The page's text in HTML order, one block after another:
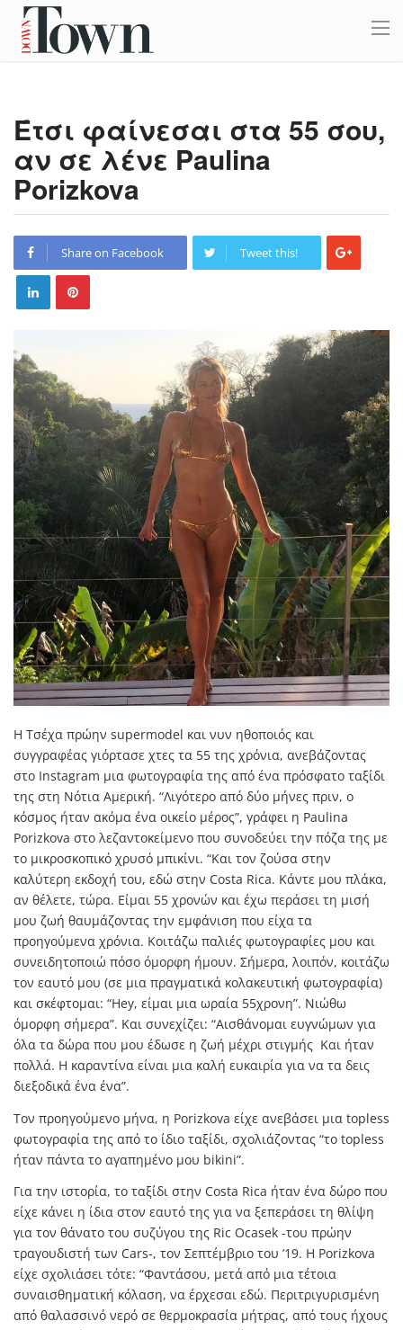
Έτσι φαίνεσαι στα 55 σου,
αν σε λένε Paulina
Porizkova
Share on Facebook Tweet this!
Η Τσέχα πρώην supermodel και νυν ηθοποιός και
συγγραφέας γιόρτασε χτες τα 55 της χρόνια, ανεβάζοντας
στο Instagram μια φωτογραφία της από ένα πρόσφατο ταξίδι
της στη Νότια Αμερική. “Λιγότερο από δύο μήνες πριν, ο
κόσμος ήταν ακόμα ένα οικείο μέρος”, γράφει η Paulina
Porizkova στο λεζαντοκείμενο που συνοδεύει την πόζα της με
το μικροσκοπικό χρυσό μπικίνι. “Και τον ζούσα στην
καλύτερη εκδοχή του, εδώ στην Costa Rica. Κάντε μου πλάκα,
αν θέλετε, τώρα. Είμαι 55 χρονών και έχω περάσει τη μισή
μου ζωή θαυμάζοντας την εμφάνιση που είχα τα
προηγούμενα χρόνια. Κοιτάζω παλιές φωτογραφίες μου και
συνειδητοποιώ πόσο όμορφη ήμουν. Σήμερα, λοιπόν, κοιτάζω
τον εαυτό μου (σε μια πραγματικά κολακευτική φωτογραφία)
και σκέφτομαι: “Hey, είμαι μια ωραία 55χρονη”. Νιώθω
όμορφη σήμερα”. Και συνεχίζει: “Αισθάνομαι ευγνώμων για
όλα τα δώρα που μου έδωσε η ζωή μέχρι στιγμής Και ήταν
πολλά. Η καραντίνα είναι μια καλή ευκαιρία για να τα δεις
διεξοδικά ένα ένα”.
Τον προηγούμενο μήνα, η Porizkova είχε ανεβάσει μια topless
φωτογραφία της από το ίδιο ταξίδι, σχολιάζοντας “το topless
ήταν πάντα το αγαπημένο μου bikini”.
Για την ιστορία, το ταξίδι στην Costa Rica ήταν ένα δώρο που
είχε κάνει η ίδια στον εαυτό της για να ξεπεράσει τη θλίψη
για τον θάνατο του συζύγου της Ric Ocasek -του πρώην
τραγουδιστή των Cars-, τον Σεπτέμβριο του ’19. Η Porizkova
είχε σχολιάσει τότε: “Φαντάσου, μετά από μια τέτοια
συναισθηματική κόλαση, να έρχεσαι εδώ. Περιτριγυρισμένη
από θαλασσινό νερό σε θερμοκρασία μήτρας, από τους ήχους